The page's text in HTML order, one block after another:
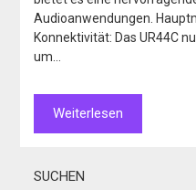
Audioanwendungen.
Konnektivität: Das UR44C
um…
Weiterlesen
SUCHEN